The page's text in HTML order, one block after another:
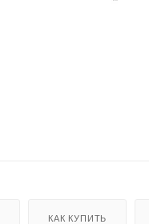
КАК КУПИТЬ